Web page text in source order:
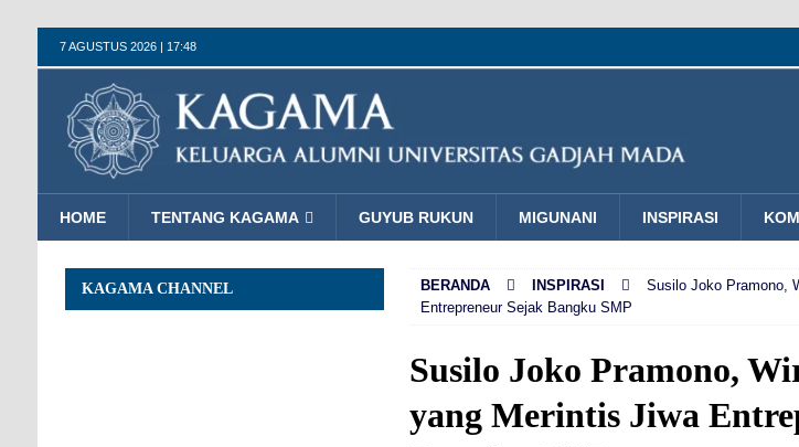
7 AGUSTUS 2026 | 17:48
HOME TENTANG KAGAMA GUYUB RUKUN MIGUNANI INSPIRASI
BERANDA INSPIRASI
Susilo Joko Pramono,
Entrepreneur Sejak Bangku SMP
Susilo Joko Pramono,
yang Merintis Jiwa
KAGAMA CHANNEL